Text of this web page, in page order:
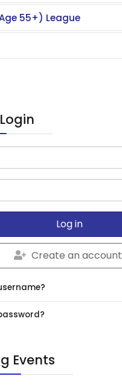
55+) League
Log in
Create an account
Events